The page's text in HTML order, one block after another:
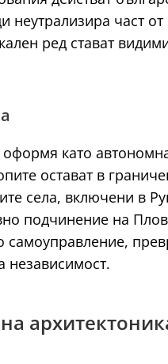
неутрализира част
ред стават
като
остават в
села, включени в
подчинение на
независимост.